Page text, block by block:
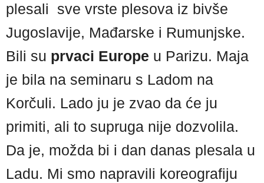
plesali sve vrste plesova iz bivše
Jugoslavije, Mađarske i Rumunjske.
Bili su prvaci Europe u Parizu. Maja
je bila na seminaru s Ladom na
Korčuli. Lado ju je zvao da će ju
primiti, ali to supruga nije dozvolila.
Da je, možda bi i dan danas plesala u
Ladu. Mi smo napravili koreografiju